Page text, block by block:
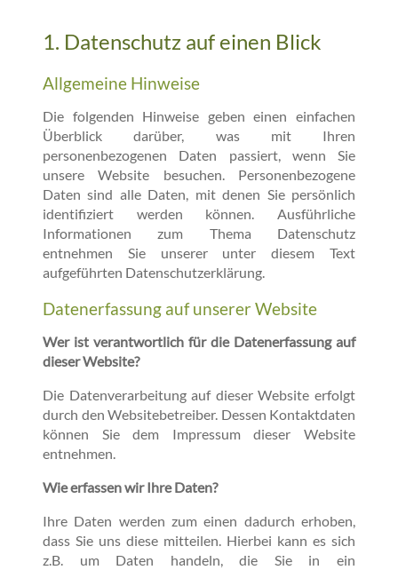
1. Datenschutz auf einen Blick
Allgemeine Hinweise
Die folgenden Hinweise geben einen einfachen
Überblick darüber, was mit Ihren
personenbezogenen Daten passiert, wenn Sie
unsere Website besuchen. Personenbezogene
Daten sind alle Daten, mit denen Sie persönlich
identifiziert werden können. Ausführliche
Informationen zum Thema Datenschutz
entnehmen Sie unserer unter diesem Text
aufgeführten Datenschutzerklärung.
Datenerfassung auf unserer Website
Wer ist verantwortlich für die Datenerfassung auf
dieser Website?
Die Datenverarbeitung auf dieser Website erfolgt
durch den Websitebetreiber. Dessen Kontaktdaten
können Sie dem Impressum dieser Website
entnehmen.
Wie erfassen wir Ihre Daten?
Ihre Daten werden zum einen dadurch erhoben,
dass Sie uns diese mitteilen. Hierbei kann es sich
z.B. um Daten handeln, die Sie in ein